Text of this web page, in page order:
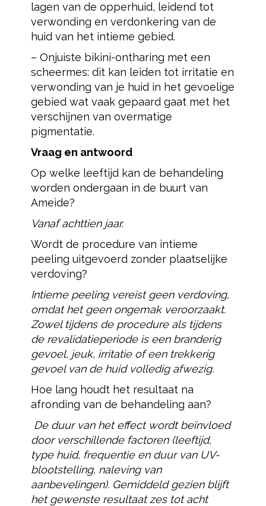
lagen van de opperhuid, leidend tot
verwonding en verdonkering van de
huid van het intieme gebied.
– Onjuiste bikini-ontharing met een
scheermes: dit kan leiden tot irritatie en
verwonding van je huid in het gevoelige
gebied wat vaak gepaard gaat met het
verschijnen van overmatige
pigmentatie.
Vraag en antwoord
Op welke leeftijd kan de behandeling
worden ondergaan in de buurt van
Ameide?
Vanaf achttien jaar.
Wordt de procedure van intieme
peeling uitgevoerd zonder plaatselijke
verdoving?
Intieme peeling vereist geen verdoving,
omdat het geen ongemak veroorzaakt.
Zowel tijdens de procedure als tijdens
de revalidatieperiode is een branderig
gevoel, jeuk, irritatie of een trekkerig
gevoel van de huid volledig afwezig.
Hoe lang houdt het resultaat na
afronding van de behandeling aan?
De duur van het effect wordt beïnvloed
door verschillende factoren (leeftijd,
type huid, frequentie en duur van UV-
blootstelling, naleving van
aanbevelingen). Gemiddeld gezien blijft
het gewenste resultaat zes tot acht